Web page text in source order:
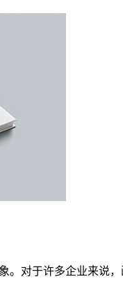
对于许多企业来说